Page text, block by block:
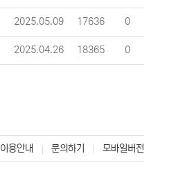
등록일
2025.05.09 조회
17636 추천
0
등록일
2025.04.26 조회
18365 추천
0
이용안내 문의하기 모바일버전